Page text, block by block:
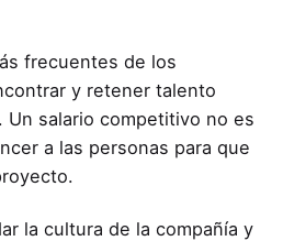
frecuentes de los
y retener talento
Un salario competitivo no es
a las personas para que
la cultura de la compañía y